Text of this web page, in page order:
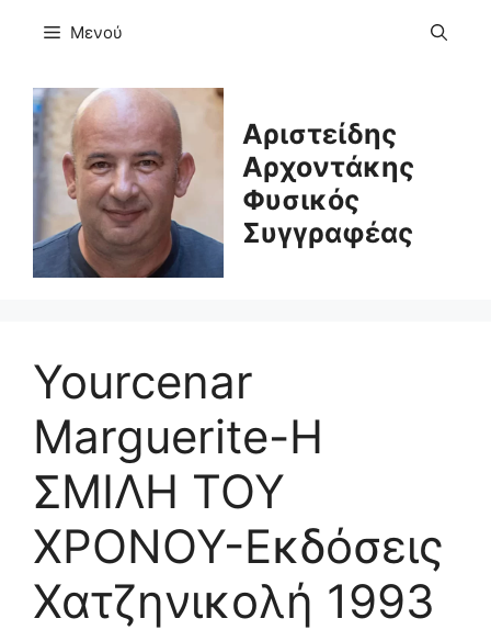
Μενού
Αριστείδης
Αρχοντάκης
Φυσικός
Συγγραφέας
Yourcenar
Marguerite-Η
ΣΜΙΛΗ ΤΟΥ
ΧΡΟΝΟΥ-Εκδόσεις
Χατζηνικολή 1993